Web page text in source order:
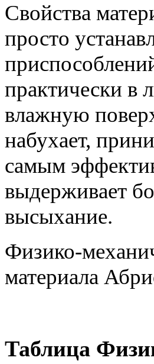
Свойства
просто
практически в
влажную
набухает,
самым
выдерживает
высыхание.
Физико-
материала
Таблица